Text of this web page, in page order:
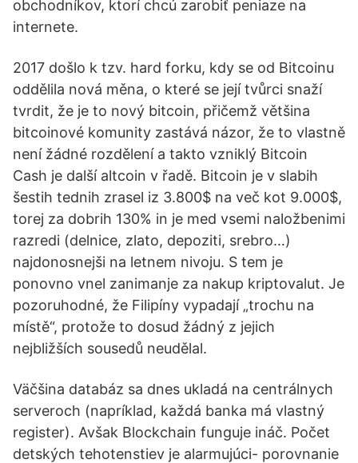
obchodníkov, ktorí chcú zarobiť peniaze na
internete.
2017 došlo k tzv. hard forku, kdy se od Bitcoinu
oddělila nová měna, o které se její tvůrci snaží
tvrdit, že je to nový bitcoin, přičemž většina
bitcoinové komunity zastává názor, že to vlastně
není žádné rozdělení a takto vzniklý Bitcoin
Cash je další altcoin v řadě. Bitcoin je v slabih
šestih tednih zrasel iz 3.800$ na več kot 9.000$,
torej za dobrih 130% in je med vsemi naložbenimi
razredi (delnice, zlato, depoziti, srebro…)
najdonosnejši na letnem nivoju. S tem je
ponovno vnel zanimanje za nakup kriptovalut. Je
pozoruhodné, že Filipíny vypadají „trochu na
místě“, protože to dosud žádný z jejich
nejbližších sousedů neudělal.
Väčšina databáz sa dnes ukladá na centrálnych
serveroch (napríklad, každá banka má vlastný
register). Avšak Blockchain funguje ináč. Počet
detských tehotenstiev je alarmujúci- porovnanie